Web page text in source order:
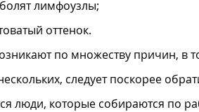
лимфоузлы;
оттенок.
по множеству причин, в
следует поскорее
люди, которые собираются по